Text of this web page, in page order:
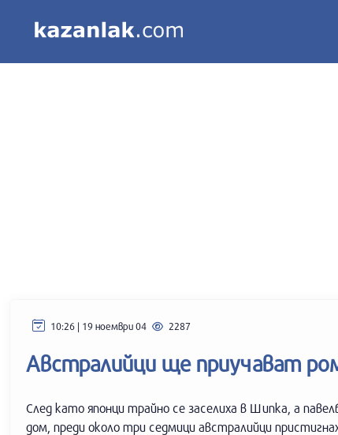
10:26 | 19 ноември 04 2287
Австралийци ще приучават
След като японци трайно се заселиха в Шипка, а
дом, преди около три седмици австралийци